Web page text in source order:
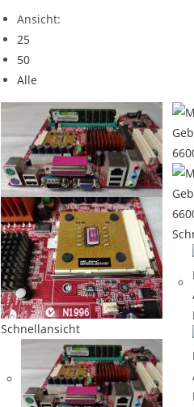
Ansicht:
25
50
Alle
Schnellansicht